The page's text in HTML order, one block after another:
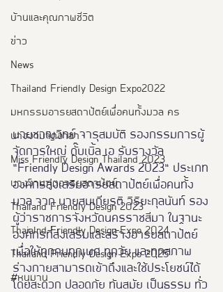
บ้านและคุณภาพชีวิต
ข่าว
News
Thailand Friendly Design Expo2022
มหกรรมอารยสถาปัตย์เพื่อคนทั้งมวล คร
นางงามจิตอาสา
Miss Friendly Design Thailand 2023
นางงามฑูตอารยสถาปัตย์
Thailand Friendly Design 2023
Thaialnd Friendly Design Expo 2024
Thailand Friendly Design Expo 2025
#หนุมาน
นายชาญวิทย์ จารุสมบัติ รองกรรมการผู้
จัดการใหญ่ ดั๊บเบิ้ล เอ รับรางวัล
“Friendly Design Awards 2023” ประเภท
องค์กรส่งเสริมอารยสถาปัตย์เพื่อคนทั้ง
มวล จาก นายสมเกียรติ วิริยะกุลนันท์ รอง
ผู้ว่าราชการจังหวัดนครราชสีมา ในฐานะ
องค์กรที่ส่งเสริมและสร้างอารยสถาปัตย์
เพื่อให้ทุกคนทุกเพศ ทุกวัย และทุกสภาพ
ร่างกายสามารถเข้าถึงและใช้ประโยชน์ได้
โดยสะดวก ปลอดภัย ทันสมัย เป็นธรรม ทั่ว